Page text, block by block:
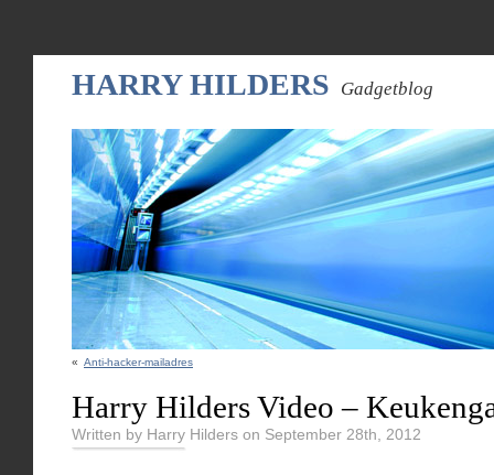
HARRY HILDERS Gadgetblog
« Anti-hacker-mailadres
Harry Hilders Video –
Written by Harry Hilders on September 28th, 2012